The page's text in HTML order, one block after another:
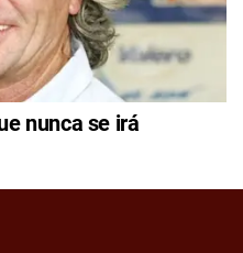
nunca se irá